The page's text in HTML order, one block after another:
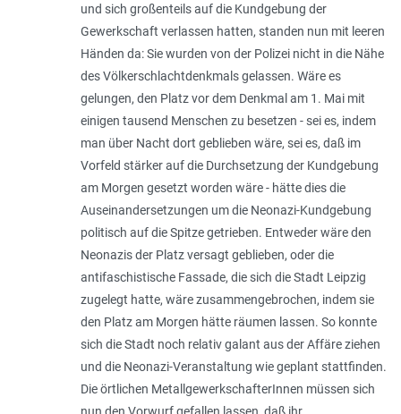
und sich großenteils auf die Kundgebung der
Gewerkschaft verlassen hatten, standen nun mit leeren
Händen da: Sie wurden von der Polizei nicht in die Nähe
des Völkerschlachtdenkmals gelassen. Wäre es
gelungen, den Platz vor dem Denkmal am 1. Mai mit
einigen tausend Menschen zu besetzen - sei es, indem
man über Nacht dort geblieben wäre, sei es, daß im
Vorfeld stärker auf die Durchsetzung der Kundgebung
am Morgen gesetzt worden wäre - hätte dies die
Auseinandersetzungen um die Neonazi-Kundgebung
politisch auf die Spitze getrieben. Entweder wäre den
Neonazis der Platz versagt geblieben, oder die
antifaschistische Fassade, die sich die Stadt Leipzig
zugelegt hatte, wäre zusammengebrochen, indem sie
den Platz am Morgen hätte räumen lassen. So konnte
sich die Stadt noch relativ galant aus der Affäre ziehen
und die Neonazi-Veranstaltung wie geplant stattfinden.
Die örtlichen MetallgewerkschafterInnen müssen sich